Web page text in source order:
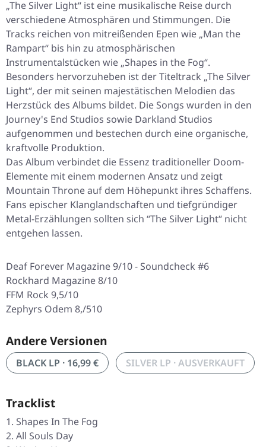
„The Silver Light“ ist eine musikalische Reise durch
verschiedene Atmosphären und Stimmungen. Die
Tracks reichen von mitreißenden Epen wie „Man the
Rampart“ bis hin zu atmosphärischen
Instrumentalstücken wie „Shapes in the Fog“.
Besonders hervorzuheben ist der Titeltrack „The Silver
Light“, der mit seinen majestätischen Melodien das
Herzstück des Albums bildet. Die Songs wurden in den
Journey's End Studios sowie Darkland Studios
aufgenommen und bestechen durch eine organische,
kraftvolle Produktion.
Das Album verbindet die Essenz traditioneller Doom-
Elemente mit einem modernen Ansatz und zeigt
Mountain Throne auf dem Höhepunkt ihres Schaffens.
Fans epischer Klanglandschaften und tiefgründiger
Metal-Erzählungen sollten sich “The Silver Light“ nicht
entgehen lassen.
Deaf Forever Magazine 9/10 - Soundcheck #6
Rockhard Magazine 8/10
FFM Rock 9,5/10
Zephyrs Odem 8,/510
Andere Versionen
BLACK LP · 16,99 € SILVER LP · AUSVERKAUFT
Tracklist
Shapes In The Fog
All Souls Day